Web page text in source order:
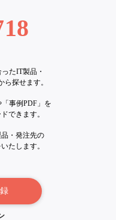
たIT製品・
ら探せます。
「事例PDF」を
できます。
・発注先の
たします。